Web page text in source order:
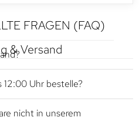
FRAGEN (FAQ)
& Versand
12:00 Uhr bestelle?
nicht in unserem